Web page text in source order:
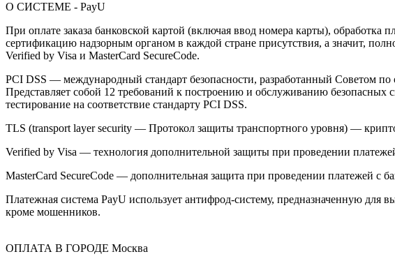
О СИСТЕМЕ - PayU
При оплате заказа банковской картой (включая ввод номера карты),
сертификацию надзорным органом в каждой стране присутствия, а значит,
Verified by Visa и MasterCard SecureCode.
PCI DSS — международный стандарт безопасности, разработанный Советом по
Представляет собой 12 требований к построению и обслуживанию
тестирование на соответствие стандарту PCI DSS.
TLS (transport layer security — Протокол защиты транспортного уровня) —
Verified by Visa — технология дополнительной защиты при проведении
MasterCard SecureCode — дополнительная защита при проведении платежей с
Платежная система PayU использует антифрод-систему, предназначенную
кроме мошенников.
ОПЛАТА В ГОРОДЕ Москва